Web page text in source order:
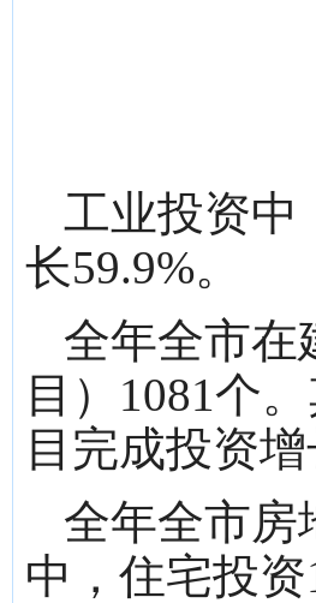
工业投资中
长59.9%。
全年全市在
目）1081个
目完成投资增
全年全市房
中，住宅投